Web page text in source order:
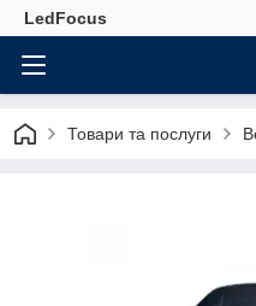
LedFocus
Товари та послуги